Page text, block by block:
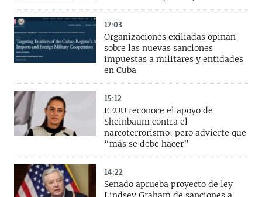
17:03
Organizaciones exiliadas opinan
sobre las nuevas sanciones
impuestas a militares y entidades
en Cuba
15:12
EEUU reconoce el apoyo de
Sheinbaum contra el
narcoterrorismo, pero advierte que
“más se debe hacer”
14:22
Senado aprueba proyecto de ley